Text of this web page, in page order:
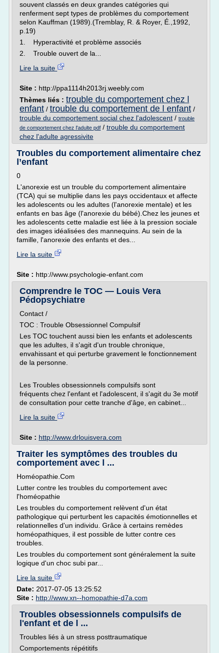
souvent classés en deux grandes catégories qui
renferment sept types de problèmes du comportement
selon Kauffman (1989).(Tremblay, R. & Royer, É.,1992,
p.19)
1. Hyperactivité et problème associés
2. Trouble ouvert de la...
Lire la suite
Site : http://ppa1114h2013rj.weebly.com
Thèmes liés : trouble du comportement chez l
enfant / trouble du comportement de l enfant /
trouble du comportement social chez l'adolescent / trouble
de comportement chez l'adulte pdf / trouble du comportement
chez l'adulte agressivite
Troubles du comportement alimentaire chez
l’enfant
0
L'anorexie est un trouble du comportement alimentaire
(TCA) qui se multiplie dans les pays occidentaux et affecte
les adolescents ou les adultes (l'anorexie mentale) et les
enfants en bas âge (l'anorexie du bébé).Chez les jeunes et
les adolescents cette maladie est liée à la pression sociale
des images idéalisées des mannequins. Au sein de la
famille, l'anorexie des enfants et des...
Lire la suite
Site : http://www.psychologie-enfant.com
Comprendre le TOC — Louis Vera
Pédopsychiatre
Contact /
TOC : Trouble Obsessionnel Compulsif
Les TOC touchent aussi bien les enfants et adolescents
que les adultes, il s'agit d'un trouble chronique,
envahissant et qui perturbe gravement le fonctionnement
de la personne.
Les Troubles obsessionnels compulsifs sont
fréquents chez l'enfant et l'adolescent, il s'agit du 3e motif
de consultation pour cette tranche d'âge, en cabinet...
Lire la suite
Site : http://www.drlouisvera.com
Traiter les symptômes des troubles du
comportement avec l ...
Homéopathie.Com
Lutter contre les troubles du comportement avec
l'homéopathie
Les troubles du comportement relèvent d'un état
pathologique qui perturbent les capacités émotionnelles et
relationnelles d'un individu. Grâce à certains remèdes
homéopathiques, il est possible de lutter contre ces
troubles.
Les troubles du comportement sont généralement la suite
logique d'un choc subi par...
Lire la suite
Date: 2017-07-05 13:25:52
Site : http://www.xn--homopathie-d7a.com
Troubles obsessionnels compulsifs de
l'enfant et de l ...
Troubles liés à un stress posttraumatique
Comportements répétitifs